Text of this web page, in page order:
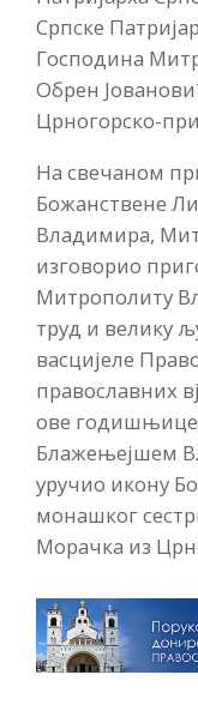
Српске
Господина
Обрен
Црногорско-
На свечаном
Божанствене
Владимира,
изговорио
Митрополиту
труд и велику
васцијеле
православних
ове
Блажењејшем
уручио икону
монашког
Морачка из